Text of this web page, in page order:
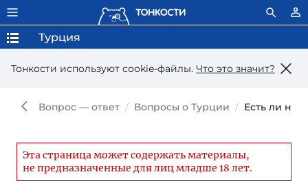
Тонкости используют сookie-файлы. Что это значит?
Турция
Вопрос — ответ Вопросы о Турции Есть ли
Эта страница может содержать материалы,
не предназначенные для лиц младше 18 лет.